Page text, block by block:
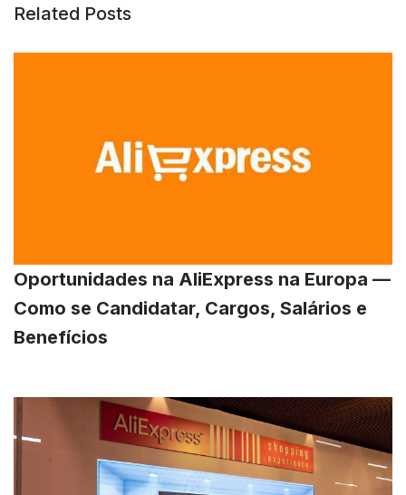
Related Posts
Oportunidades na AliExpress na Europa —
Como se Candidatar, Cargos, Salários e
Benefícios